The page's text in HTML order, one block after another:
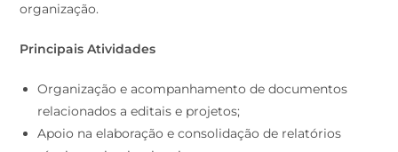
organização.
Principais Atividades
Organização e acompanhamento de documentos
relacionados a editais e projetos;
Apoio na elaboração e consolidação de relatórios